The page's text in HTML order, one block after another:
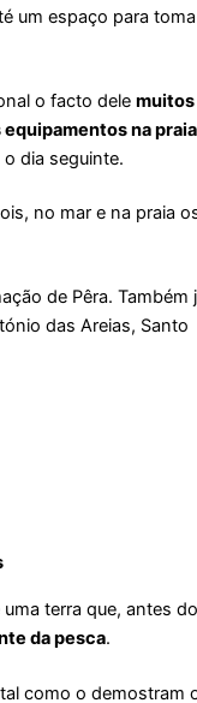
um espaço para
o facto delemuitos
na
dia seguinte.
no mar e na praia
de Pêra. Também
das Areias, Santo
terra que, antes
da pesca.
como o demostram